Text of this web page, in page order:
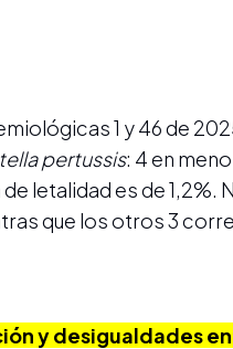
1 y 46 de
pertussis: 4 en
de letalidad es de
que los otros 3
y desigualdades